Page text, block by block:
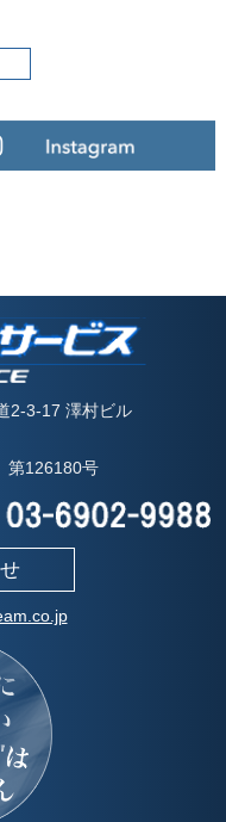
2-3-17 澤村ビル
第126180号